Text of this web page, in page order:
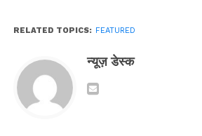
RELATED TOPICS: FEATURED
न्यूज़ डेस्क